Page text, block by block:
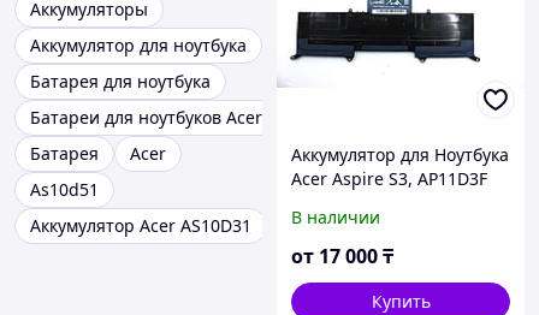
Аккумуляторы
Аккумулятор для ноутбука
Батарея для ноутбука
Батареи для ноутбуков Acer
Батарея
Acer
As10d51
Аккумулятор Acer AS10D31
Аккумулятор для Ноутбука
Acer Aspire S3, AP11D3F
В наличии
от 17 000₸
Купить